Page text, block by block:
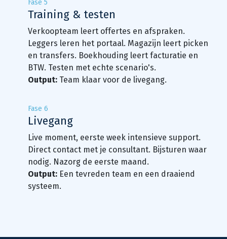
Fase 5
Training & testen
Verkoopteam leert offertes en afspraken.
Leggers leren het portaal. Magazijn leert picken
en transfers. Boekhouding leert facturatie en
BTW. Testen met echte scenario's.
Output: Team klaar voor de livegang.
Fase 6
Livegang
Live moment, eerste week intensieve support.
Direct contact met je consultant. Bijsturen waar
nodig. Nazorg de eerste maand.
Output: Een tevreden team en een draaiend
systeem.